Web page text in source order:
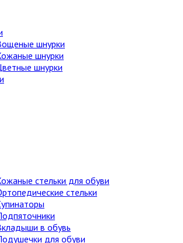
шнурки
шнурки
шнурки
стельки для обуви
стельки
в обувь
для обуви